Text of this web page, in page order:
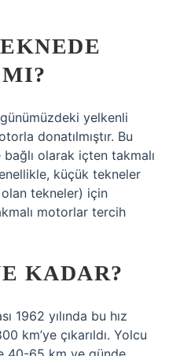
yelkenli
donatılmıştır. Bu
olarak içten takmalı
küçük tekneler
olan tekneler) için
motorlar tercih
KADAR?
1962 yılında bu hız
km’ye çıkarıldı. Yolcu